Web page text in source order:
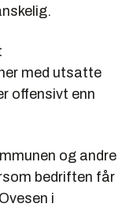
med utsatte
offensivt enn
og andre
bedriften får
i